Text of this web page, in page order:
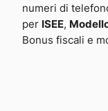
numeri di
per ISEE,
Bonus fiscali e